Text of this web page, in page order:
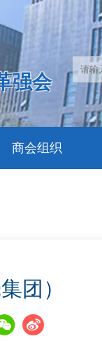
强会
商会组织
团）